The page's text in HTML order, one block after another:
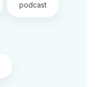
podcast